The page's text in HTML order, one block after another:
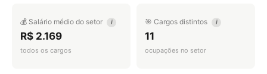
💰 Salário médio do setor i
R$ 2.169
todos os cargos
🎯 Cargos distintos i
11
ocupações no setor